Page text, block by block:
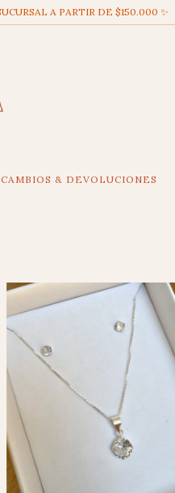
A PARTIR DE $150.000 ✨
CAMBIOS & DEVOLUCIONES